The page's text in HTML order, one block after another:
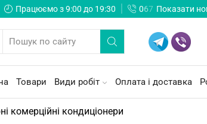
Працюємо з 9:00 до 19:30 067 Показати
Товари Види робіт Оплата і доставка
комерційні кондиціонери